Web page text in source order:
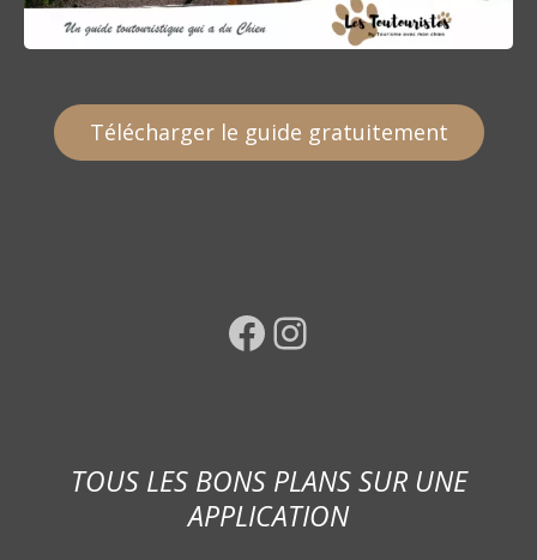
Télécharger le guide gratuitement
Facebook Instagram
TOUS LES BONS PLANS SUR UNE
APPLICATION